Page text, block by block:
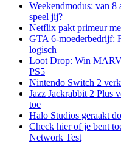
Weekendmodus: van
speel jij?
Netflix pakt primeur
GTA 6-moederbedrijf:
logisch
Loot Drop: Win
PS5
Nintendo Switch 2
Jazz Jackrabbit 2 Plus
toe
Halo Studios geraakt
Check hier of je bent
Network Test